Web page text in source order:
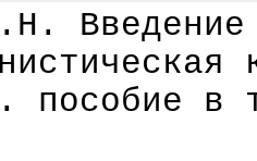
Введение
пособие